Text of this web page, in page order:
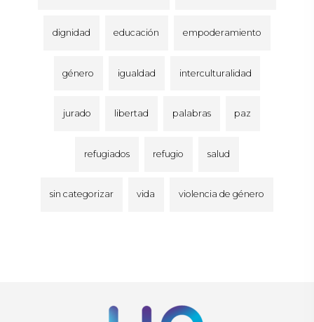
dignidad educación empoderamiento
género igualdad interculturalidad
jurado libertad palabras paz
refugiados refugio salud
sin categorizar vida violencia de género